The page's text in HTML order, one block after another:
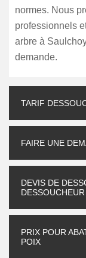
normes. Nous
professionnels
arbre à
demande.
TARIF
FAIRE UNE
DEVIS DE
DESSOUCHEUR
PRIX POUR
POIX